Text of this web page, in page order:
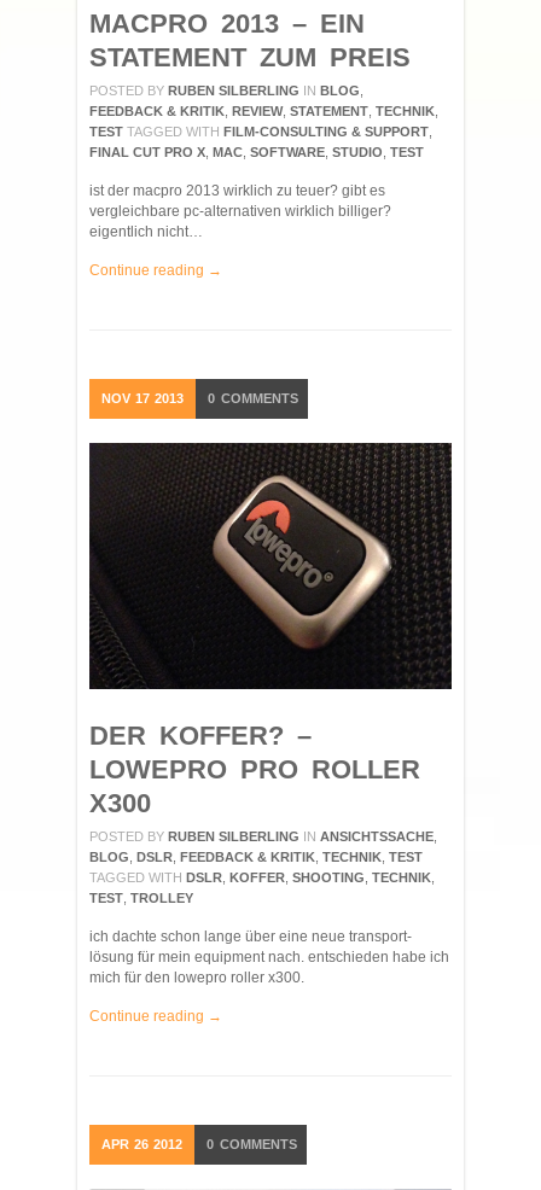
MACPRO 2013 – EIN
STATEMENT ZUM PREIS
POSTED BY RUBEN SILBERLING IN BLOG
FEEDBACK & KRITIK REVIEW, STATEMENT TECHNIK
TEST TAGGED WITH FILM-CONSULTING & SUPPORT
FINAL CUT PRO X MAC SOFTWARE STUDIO TEST
ist der macpro 2013 wirklich zu teuer? gibt es
vergleichbare pc-alternativen wirklich billiger?
eigentlich nicht…
Continue reading →
NOV 17 2013 0 COMMENTS
DER KOFFER? –
LOWEPRO PRO ROLLER
X300
POSTED BY RUBEN SILBERLING IN ANSICHTSSACHE
BLOG DSLR FEEDBACK & KRITIK TECHNIK TEST
TAGGED WITH DSLR KOFFER SHOOTING TECHNIK
TEST TROLLEY
ich dachte schon lange über eine neue transport-
lösung für mein equipment nach. entschieden habe ich
mich für den lowepro roller x300.
Continue reading →
APR 26 2012 0 COMMENTS